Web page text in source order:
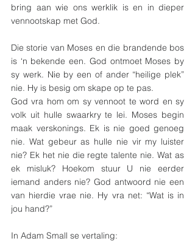
bring aan wie ons werklik is en in dieper
vennootskap met God.
Die storie van Moses en die brandende bos
is ‘n bekende een. God ontmoet Moses by
sy werk. Nie by een of ander “heilige plek”
nie. Hy is besig om skape op te pas.
God vra hom om sy vennoot te word en sy
volk uit hulle swaarkry te lei. Moses begin
maak verskonings. Ek is nie goed genoeg
nie. Wat gebeur as hulle nie vir my luister
nie? Ek het nie die regte talente nie. Wat as
ek misluk? Hoekom stuur U nie eerder
iemand anders nie? God antwoord nie een
van hierdie vrae nie. Hy vra net: “Wat is in
jou hand?”
In Adam Small se vertaling: